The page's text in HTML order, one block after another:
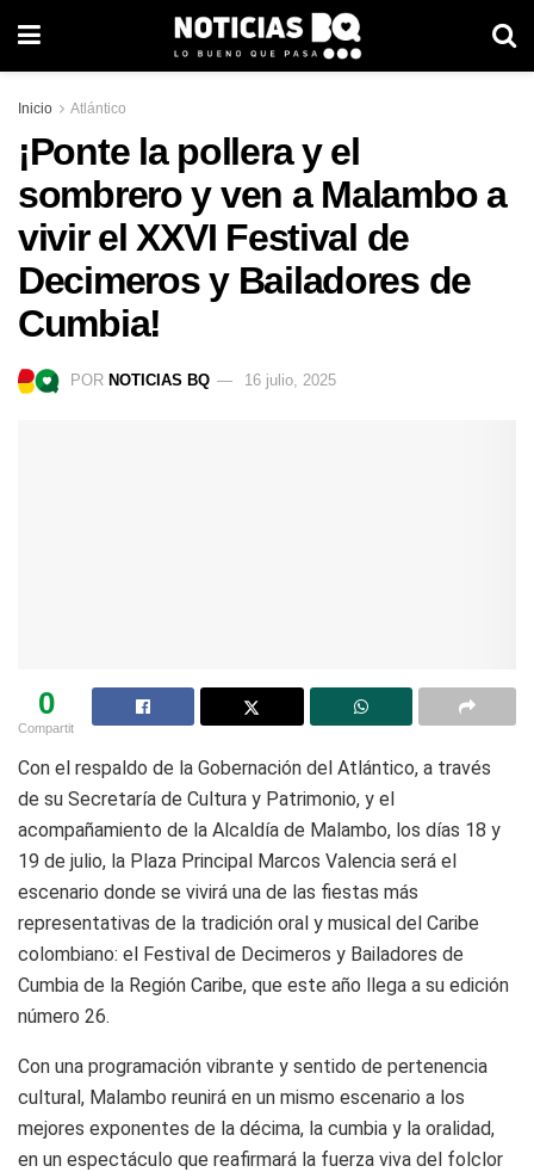
Inicio Atlántico
¡Ponte la pollera y el
sombrero y ven a Malambo a
vivir el XXVI Festival de
Decimeros y Bailadores de
Cumbia!
POR NOTICIAS BQ 16 julio, 2025
0
Compartit
Con el respaldo de la Gobernación del Atlántico, a través
de su Secretaría de Cultura y Patrimonio, y el
acompañamiento de la Alcaldía de Malambo, los días 18 y
19 de julio, la Plaza Principal Marcos Valencia será el
escenario donde se vivirá una de las fiestas más
representativas de la tradición oral y musical del Caribe
colombiano: el Festival de Decimeros y Bailadores de
Cumbia de la Región Caribe, que este año llega a su edición
número 26.
Con una programación vibrante y sentido de pertenencia
cultural, Malambo reunirá en un mismo escenario a los
mejores exponentes de la décima, la cumbia y la oralidad,
en un espectáculo que reafirmará la fuerza viva del folclor